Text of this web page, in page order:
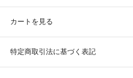
カートを見る
特定商取引法に基づく表記